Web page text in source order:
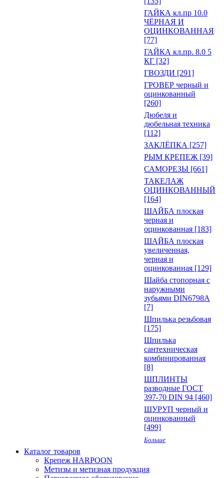
ГАЙКА кл.пр 10.0
ЧЁРНАЯ И
ОЦИНКОВАННАЯ
[77]
ГАЙКА кл.пр. 8.0 5
КГ [32]
ГВОЗДИ [291]
ГРОВЕР черный и
оцинкованный
[260]
Дюбеля и
дюбельная техника
[112]
ЗАКЛЁПКА [257]
РЫМ КРЕПЕЖ [39]
САМОРЕЗЫ [661]
ТАКЕЛАЖ
ОЦИНКОВАННЫЙ
[164]
ШАЙБА плоская
черная и
оцинкованная [183]
ШАЙБА плоская
увеличенная,
черная и
оцинкованная [129]
Шайба стопорная с
наружными
зубьями DIN6798A
[7]
Шпилька резьбовая
[175]
Шпилька
сантехническая
комбинированная
[8]
ШПЛИНТЫ
разводные ГОСТ
397-70 DIN 94 [460]
ШУРУП черный и
оцинкованный
[499]
Больше
Каталог товаров
Крепеж HARPOON
Метизы и метизная продукция